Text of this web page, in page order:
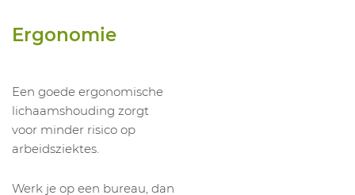
Ergonomie
Een goede ergonomische
lichaamshouding zorgt
voor minder risico op
arbeidsziektes.
Werk je op een bureau, dan